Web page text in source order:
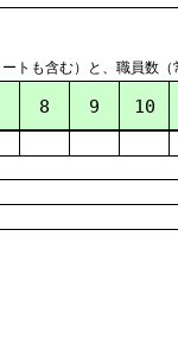
も含む）と、職員数（
8 9 10